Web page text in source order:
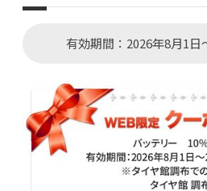
有効期間：2026年8月1日